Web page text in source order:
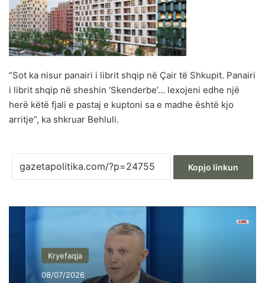
“Sot ka nisur panairi i librit shqip në Çair të Shkupit. Panairi
i librit shqip në sheshin ‘Skenderbe’… lexojeni edhe një
herë këtë fjali e pastaj e kuptoni sa e madhe është kjo
arritje”, ka shkruar Behluli.
Kopjo linkun
Kryefaqja
08/07/2026